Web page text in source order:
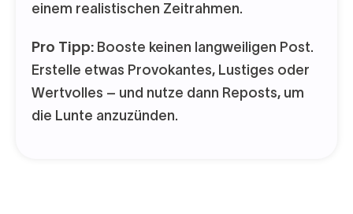
einem realistischen Zeitrahmen.
Pro Tipp: Booste keinen langweiligen Post.
Erstelle etwas Provokantes, Lustiges oder
Wertvolles – und nutze dann Reposts, um
die Lunte anzuzünden.